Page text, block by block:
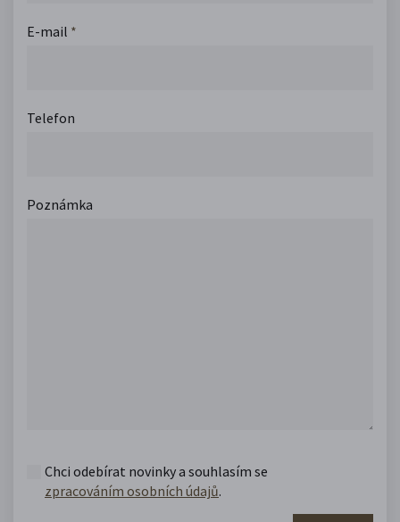
E-mail *
Telefon
Poznámka
Chci odebírat novinky a souhlasím se
zpracováním osobních údajů.